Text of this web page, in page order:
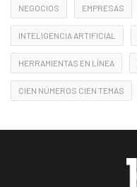
NEGOCIOS EMPRESAS
INTELIGENCIA ARTIFICIAL
HERRAMIENTAS EN LÍNEA
CIEN NÚMEROS CIEN TEMAS